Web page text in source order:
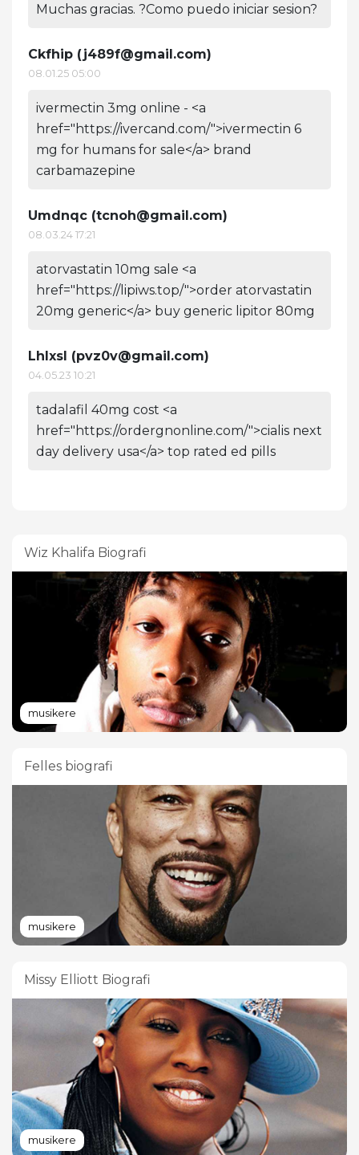
Muchas gracias. ?Como puedo iniciar sesion?
Ckfhip (j489f@gmail.com)
08.01.25 05:00
ivermectin 3mg online - <a
href="https://ivercand.com/">ivermectin 6
mg for humans for sale</a> brand
carbamazepine
Umdnqc (tcnoh@gmail.com)
08.03.24 17:21
atorvastatin 10mg sale <a
href="https://lipiws.top/">order atorvastatin
20mg generic</a> buy generic lipitor 80mg
Lhlxsl (pvz0v@gmail.com)
04.05.23 10:21
tadalafil 40mg cost <a
href="https://ordergnonline.com/">cialis next
day delivery usa</a> top rated ed pills
Wiz Khalifa Biografi
musikere
Felles biografi
musikere
Missy Elliott Biografi
musikere